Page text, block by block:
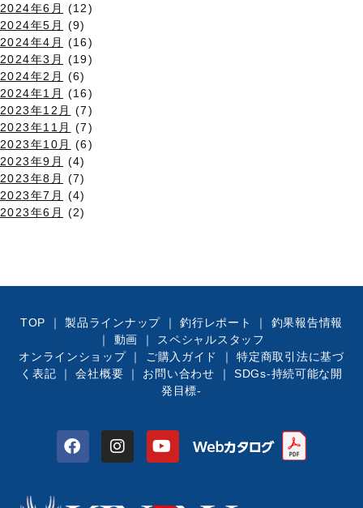
2024年6月
(12)
2024年5月
(9)
2024年4月
(16)
2024年3月
(19)
2024年2月
(6)
2024年1月
(16)
2023年12月
(7)
2023年11月
(7)
2023年10月
(6)
2023年9月
(4)
2023年8月
(7)
2023年7月
(4)
2023年6月
(2)
TOP ｜製品ラインナップ ｜釣行レポート ｜ 釣果報告情報
｜ 動画 ｜
スペシャルスタッフ
オンラインショップ｜ ご購入ガイド ｜特定商取引法に基づ
く表記 ｜会社概要 ｜ お問い合わせ ｜ SDGs-持続可能な開
発目標-